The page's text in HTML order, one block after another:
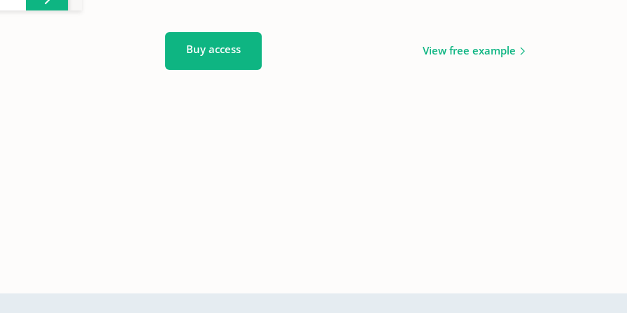
Buy access View free example